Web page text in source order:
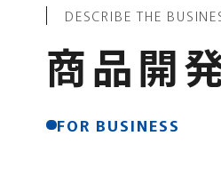
DESCRIBE THE
商品開
FOR BUSINESS